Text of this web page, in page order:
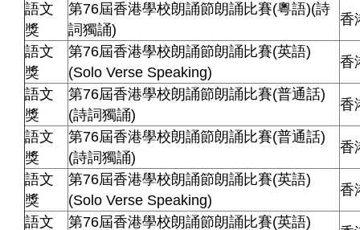
語文
獎
第76屆香港學校朗誦節朗誦比賽(粵語)(詩
詞獨誦)
香
語文
獎
第76屆香港學校朗誦節朗誦比賽(英語)
(Solo Verse Speaking)
香
語文
獎
第76屆香港學校朗誦節朗誦比賽(普通話)
(詩詞獨誦)
香
語文
獎
第76屆香港學校朗誦節朗誦比賽(普通話)
(詩詞獨誦)
香
語文
獎
第76屆香港學校朗誦節朗誦比賽(英語)
(Solo Verse Speaking)
香
語文
第76屆香港學校朗誦節朗誦比賽(英語)